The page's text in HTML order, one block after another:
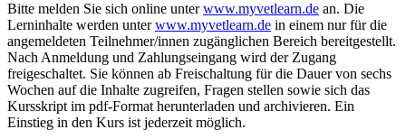
Bitte melden Sie sich online unterwww.myvetlearn.de an. Die
Lerninhalte werden unterwww.myvetlearn.de in einem nur für die
angemeldeten Teilnehmer/innen zugänglichen Bereich bereitgestellt.
Nach Anmeldung und Zahlungseingang wird der Zugang
freigeschaltet. Sie können ab Freischaltung für die Dauer von sechs
Wochen auf die Inhalte zugreifen, Fragen stellen sowie sich das
Kursskript im pdf-Format herunterladen und archivieren. Ein
Einstieg in den Kurs ist jederzeit möglich.